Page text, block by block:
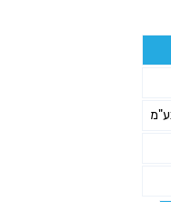
האתר
שיווקיות למוצרים